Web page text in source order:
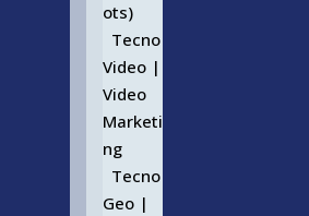
ots)
Tecno
Video |
Video
Marketi
ng
Tecno
Geo |